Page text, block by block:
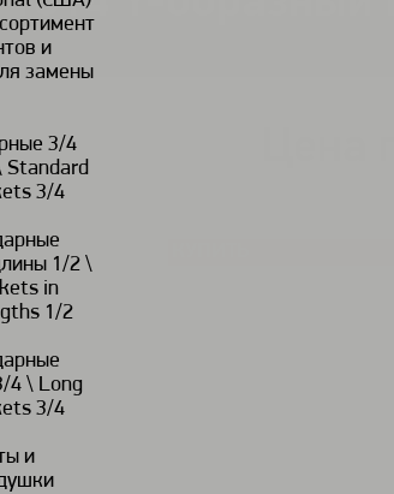
и
замены
3/4
Standard
3/4
1/2 \
in
1/2
4 \ Long
3/4
и
Цена